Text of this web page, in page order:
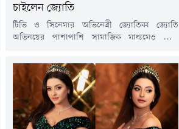
চাইলেন জ্যোতি
টিভি ও সিনেমার অভিনেত্রী জ্যোতিকা জ্যোতি
অভিনয়ের পাশাপাশি সামাজিক মাধ্যমেও নানা
লাইভে এসে কান্নায় ভেঙে পড়লেন এই অভিনেত্রী।
জানালেন, নিজের বর্তমান অবস্থার কথা। দাবি
করেছেন, তিনি মানসিকভাবে ভীষণ বিপর্যস্ত, কাজ
পাচ্ছেন না, নানা মহল থেকে পরিকল্পিতভাবে তাকে
একঘরে করে রাখা হচ্ছে।গতকাল সোমবার সন্ধ্যায়
ফেসবুক...